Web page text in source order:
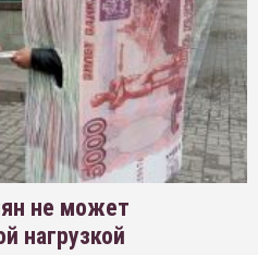
не может
нагрузкой